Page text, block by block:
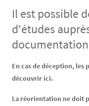
Il est possible
d'études
Contenu
Texte
En cas de déception,
découvrir ici.
La réorientation ne doit